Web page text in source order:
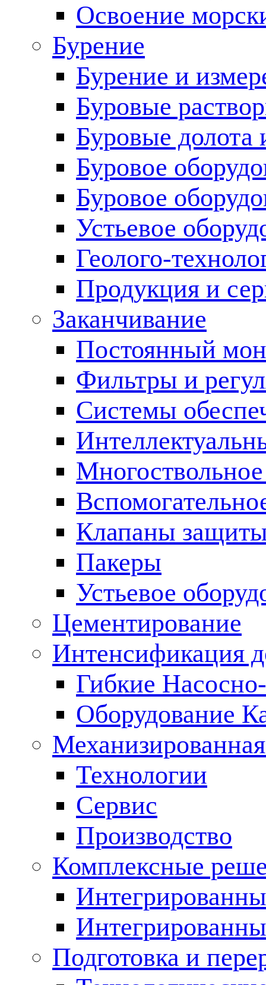
Освоение
Бурение
Бурение и
Буровые
Буровые долота
Буровое
Буровое
Устьевое
Геолого-
Продукция и
Заканчивание
Постоянный
Фильтры и
Cистемы
Клапаны
Пакеры
Устьевое
Цементирование
Интенсификация
Гибкие
Оборудование
Технологии
Сервис
Производство
Комплексные
Подготовка и